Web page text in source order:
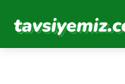
Tavsiyemiz Anasayfa